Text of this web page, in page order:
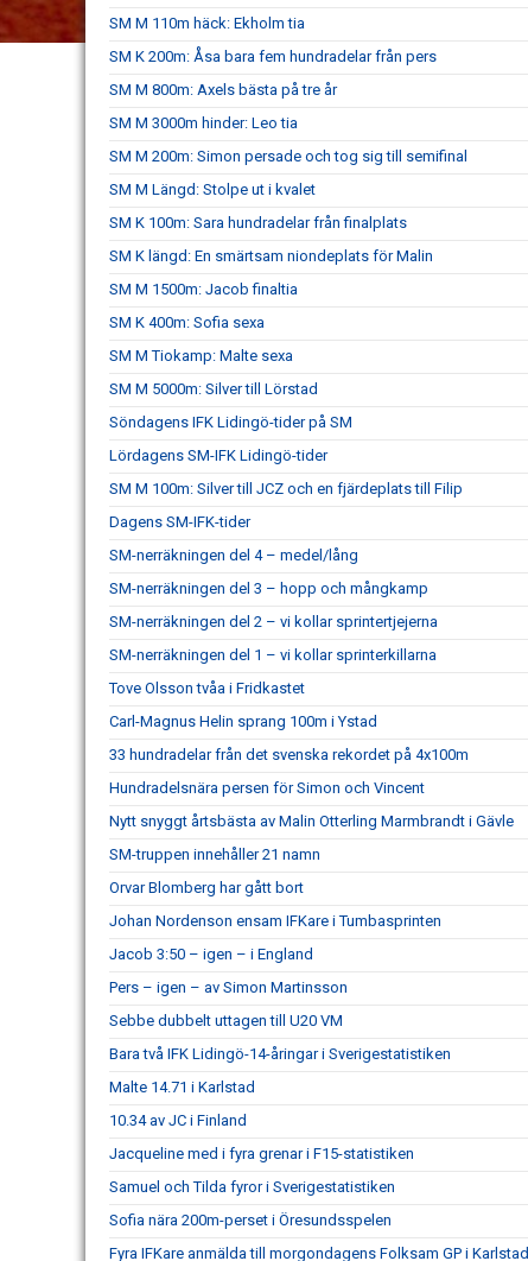
SM M 110m häck: Ekholm tia
SM K 200m: Åsa bara fem hundradelar från pers
SM M 800m: Axels bästa på tre år
SM M 3000m hinder: Leo tia
SM M 200m: Simon persade och tog sig till semifinal
SM M Längd: Stolpe ut i kvalet
SM K 100m: Sara hundradelar från finalplats
SM K längd: En smärtsam niondeplats för Malin
SM M 1500m: Jacob finaltia
SM K 400m: Sofia sexa
SM M Tiokamp: Malte sexa
SM M 5000m: Silver till Lörstad
Söndagens IFK Lidingö-tider på SM
Lördagens SM-IFK Lidingö-tider
SM M 100m: Silver till JCZ och en fjärdeplats till Filip
Dagens SM-IFK-tider
SM-nerräkningen del 4 – medel/lång
SM-nerräkningen del 3 – hopp och mångkamp
SM-nerräkningen del 2 – vi kollar sprintertjejerna
SM-nerräkningen del 1 – vi kollar sprinterkillarna
Tove Olsson tvåa i Fridkastet
Carl-Magnus Helin sprang 100m i Ystad
33 hundradelar från det svenska rekordet på 4x100m
Hundradelsnära persen för Simon och Vincent
Nytt snyggt årtsbästa av Malin Otterling Marmbrandt i Gävle
SM-truppen innehåller 21 namn
Orvar Blomberg har gått bort
Johan Nordenson ensam IFKare i Tumbasprinten
Jacob 3:50 – igen – i England
Pers – igen – av Simon Martinsson
Sebbe dubbelt uttagen till U20 VM
Bara två IFK Lidingö-14-åringar i Sverigestatistiken
Malte 14.71 i Karlstad
10.34 av JC i Finland
Jacqueline med i fyra grenar i F15-statistiken
Samuel och Tilda fyror i Sverigestatistiken
Sofia nära 200m-perset i Öresundsspelen
Fyra IFKare anmälda till morgondagens Folksam GP i Karlstad